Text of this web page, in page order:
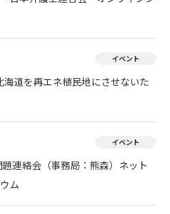
イベント
道を再エネ植民地にさせないた
イベント
連絡会（事務局：熊森）ネット
ム